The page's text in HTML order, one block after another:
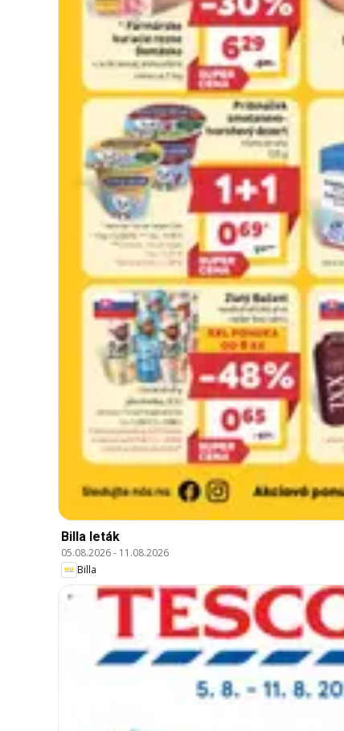
Billa leták
05.08.2026- 11.08.2026
Billa